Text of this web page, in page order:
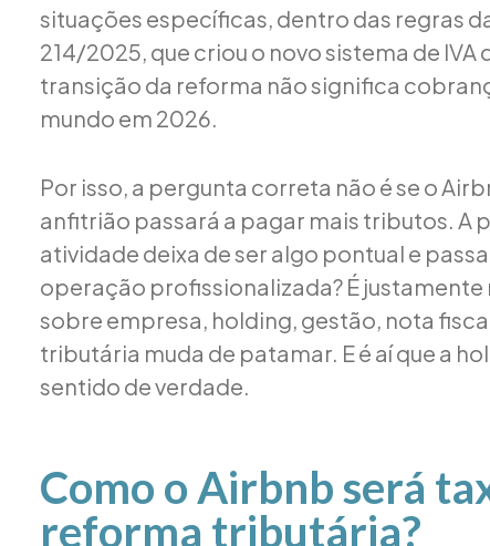
situações específicas, dentro das regras
214/2025, que criou o novo sistema de IVA
transição da reforma não significa
mundo em 2026.
Por isso, a pergunta correta não é se o
anfitrião passará a pagar mais tributos. A
atividade deixa de ser algo pontual e
operação profissionalizada? É justamente
sobre empresa, holding, gestão, nota
tributária muda de patamar. E é aí que a
sentido de verdade.
Como o Airbnb será
reforma tributária?